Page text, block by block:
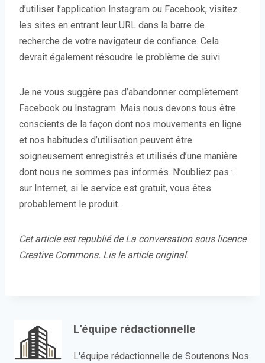
d’utiliser l’application Instagram ou Facebook, visitez
les sites en entrant leur URL dans la barre de
recherche de votre navigateur de confiance. Cela
devrait également résoudre le problème de suivi.
Je ne vous suggère pas d’abandonner complètement
Facebook ou Instagram. Mais nous devons tous être
conscients de la façon dont nos mouvements en ligne
et nos habitudes d’utilisation peuvent être
soigneusement enregistrés et utilisés d’une manière
dont nous ne sommes pas informés. N’oubliez pas :
sur Internet, si le service est gratuit, vous êtes
probablement le produit.
Cet article est republié de La conversation sous licence
Creative Commons. Lis le article original.
L'équipe rédactionnelle
L'équipe rédactionnelle de Soutenons Nos